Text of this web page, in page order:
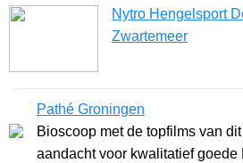
Nytro Hengelsport
Zwartemeer
Pathé Groningen
Bioscoop met de topfilms van
aandacht voor kwalitatief goede